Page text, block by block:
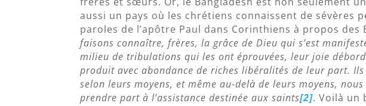
aussi un pays où les chrétiens connaissent de sévères
paroles de l’apôtre Paul dans Corinthiens à propos des
faisons connaître, frères, la grâce de Dieu qui s’est
milieu de tribulations qui les ont éprouvées, leur joie
produit avec abondance de riches libéralités de leur part.
selon leurs moyens, et même au-delà de leurs moyens,
prendre part à l’assistance destinée aux saints[2]. Voilà un